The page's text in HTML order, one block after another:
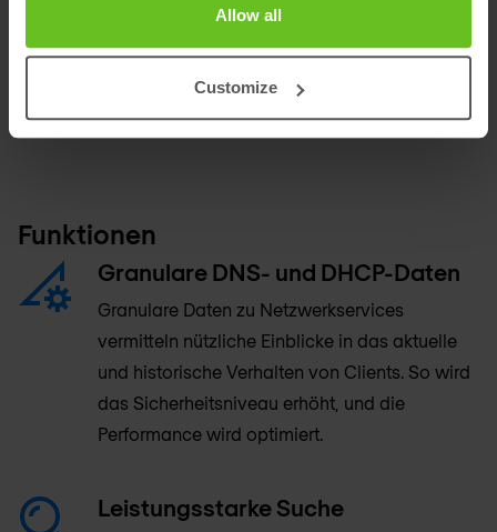
Allow all
Customize
Funktionen
Granulare DNS- und DHCP-Daten
Granulare Daten zu Netzwerkservices
vermitteln nützliche Einblicke in das aktuelle
und historische Verhalten von Clients. So wird
das Sicherheitsniveau erhöht, und die
Performance wird optimiert.
Leistungsstarke Suche